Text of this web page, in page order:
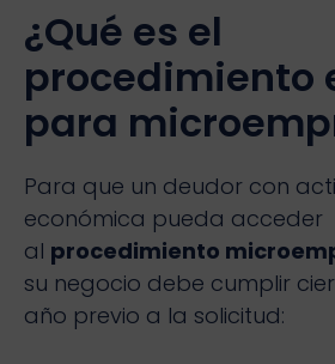
¿Qué es el
procedimiento
para
Para que un deudor con
económica pueda acceder
al procedimiento
su negocio debe cumplir
año previo a la solicitud: